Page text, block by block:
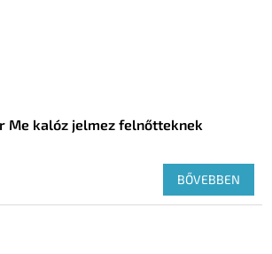
Me kalóz jelmez felnőtteknek
BŐVEBBEN